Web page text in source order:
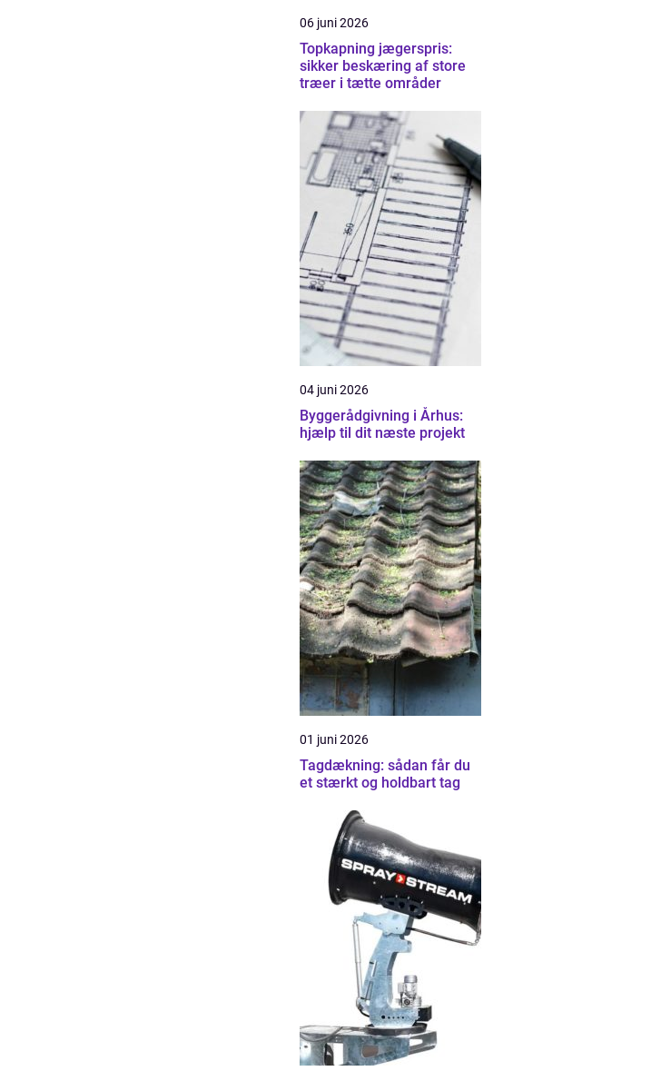
06 juni 2026
Topkapning jægerspris:
sikker beskæring af store
træer i tætte områder
04 juni 2026
Byggerådgivning i Århus:
hjælp til dit næste projekt
01 juni 2026
Tagdækning: sådan får du
et stærkt og holdbart tag